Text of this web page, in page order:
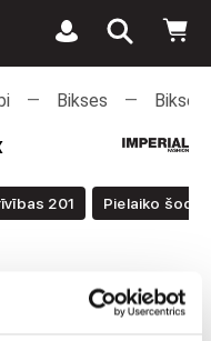
Bikses Bikses
201 Pielaiko